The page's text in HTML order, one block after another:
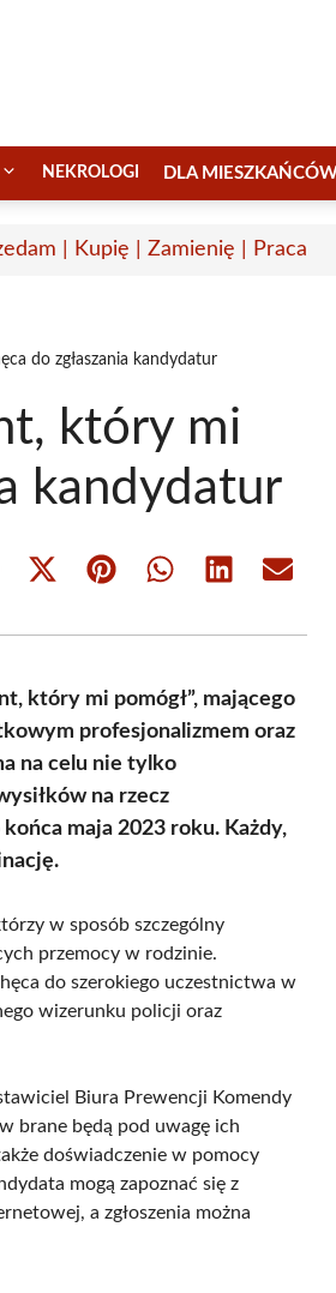
NEKROLOGI DLA
| Kupię | Zamienię | Praca
do zgłaszania kandydatur
który mi
kandydatur
Share
(Twitter)
Share Share Share Share
który mi pomógł”, mającego
profesjonalizmem oraz
na celu nie tylko
na rzecz
maja 2023 roku. Każdy,
w sposób szczególny
przemocy w rodzinie.
do szerokiego uczestnictwa w
wizerunku policji oraz
Biura Prewencji Komendy
brane będą pod uwagę ich
doświadczenie w pomocy
mogą zapoznać się z
a zgłoszenia można